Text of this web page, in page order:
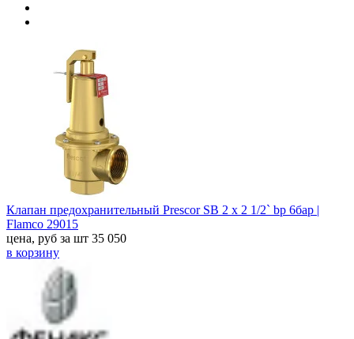
Клапан предохранительный Prescor SB 2 х 2 1/2` bp 6бар |
Flamco 29015
цена, руб за шт 35 050
в корзину